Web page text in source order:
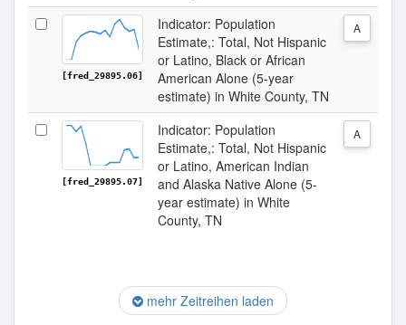
[fred_29895.06]
Indicator: Population
Estimate,: Total, Not Hispanic
or Latino, Black or African
American Alone (5-year
estimate) in White County, TN
A
[fred_29895.07]
Indicator: Population
Estimate,: Total, Not Hispanic
or Latino, American Indian
and Alaska Native Alone (5-
year estimate) in White
County, TN
A
mehr Zeitreihen laden